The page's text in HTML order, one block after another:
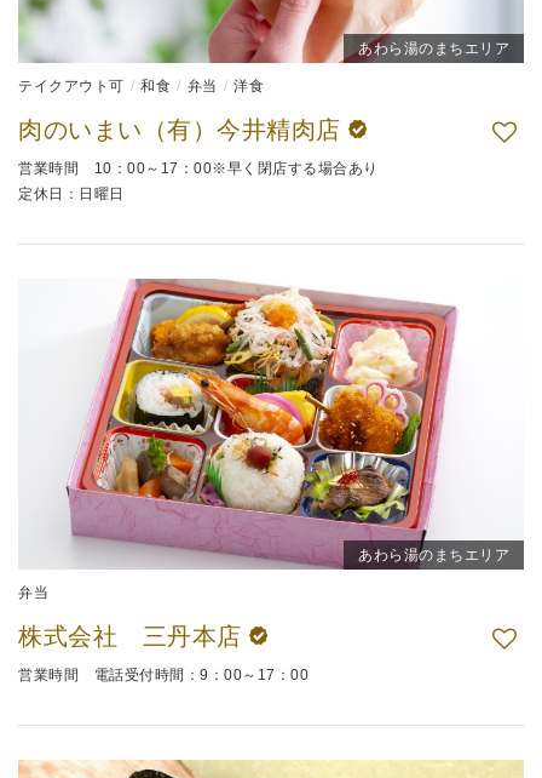
あわら湯のまちエリア
テイクアウト可 和食 弁当 洋食
肉のいまい（有）今井精肉店
営業時間 10：00～17：00※早く閉店する場合あり
定休日：日曜日
あわら湯のまちエリア
弁当
株式会社 三丹本店
営業時間 電話受付時間：9：00～17：00